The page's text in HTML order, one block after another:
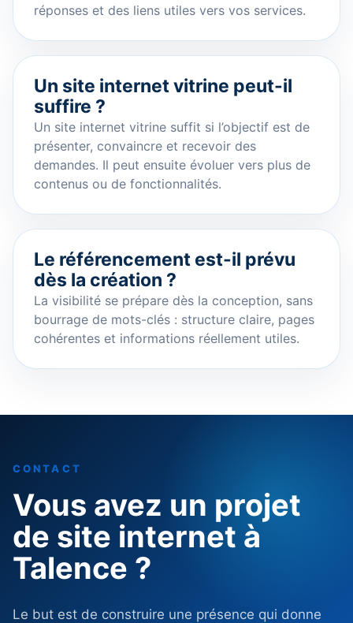
réponses et des liens utiles vers vos services.
Un site internet vitrine peut-il
suffire ?
Un site internet vitrine suffit si l’objectif est de
présenter, convaincre et recevoir des
demandes. Il peut ensuite évoluer vers plus de
contenus ou de fonctionnalités.
Le référencement est-il prévu
dès la création ?
La visibilité se prépare dès la conception, sans
bourrage de mots-clés : structure claire, pages
cohérentes et informations réellement utiles.
CONTACT
Vous avez un projet
de site internet à
Talence ?
Le but est de construire une présence qui donne